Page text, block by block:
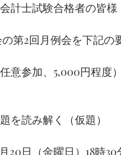
計士試験合格者の皆様
第2回月例会を下記の
意参加、5,000円程度
を読み解く（仮題）
月20日（金曜日）18時30